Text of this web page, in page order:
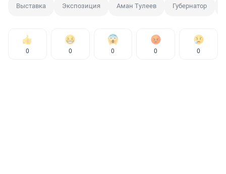
Выставка Экспозиция Аман Тулеев Губернатор
0 0 0 0 0